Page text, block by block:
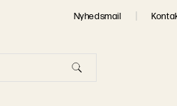
Nyhedsmail